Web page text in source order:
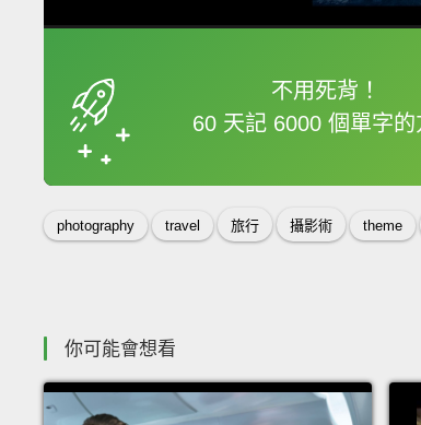
不用死背！
60 天記 6000 個單字的
框選或點兩
photography travel 旅行 攝影術 theme
你可能會想看